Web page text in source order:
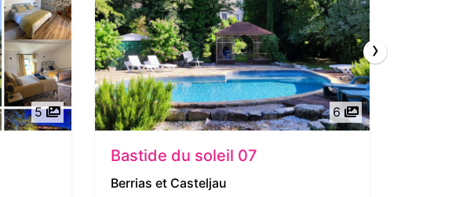
5 6
Bastide du soleil 07
Berrias et Casteljau
›